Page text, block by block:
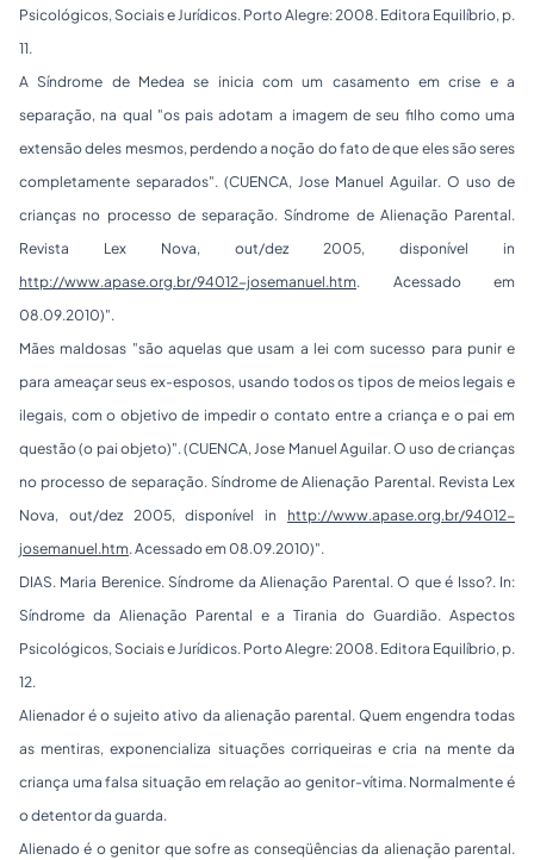
Psicológicos, Sociais e Jurídicos. Porto Alegre: 2008. Editora Equilíbrio, p.
11.
A Síndrome de Medea se inicia com um casamento em crise e a
separação, na qual "os pais adotam a imagem de seu filho como uma
extensão deles mesmos, perdendo a noção do fato de que eles são seres
completamente separados". (CUENCA, Jose Manuel Aguilar. O uso de
crianças no processo de separação. Síndrome de Alienação Parental.
Revista Lex Nova, out/dez 2005, disponível in
http://www.apase.org.br/94012-josemanuel.htm. Acessado em
08.09.2010)".
Mães maldosas "são aquelas que usam a lei com sucesso para punir e
para ameaçar seus ex-esposos, usando todos os tipos de meios legais e
ilegais, com o objetivo de impedir o contato entre a criança e o pai em
questão (o pai objeto)". (CUENCA, Jose Manuel Aguilar.O uso de crianças
no processo de separação. Síndrome de Alienação Parental. Revista Lex
Nova, out/dez 2005, disponível in http://www.apase.org.br/94012-
josemanuel.htm. Acessado em 08.09.2010)".
DIAS. Maria Berenice. Síndrome da Alienação Parental. O que é Isso?. In:
Síndrome da Alienação Parental e a Tirania do Guardião. Aspectos
Psicológicos, Sociais e Jurídicos. Porto Alegre: 2008. Editora Equilíbrio, p.
12.
Alienador é o sujeito ativo da alienação parental. Quem engendra todas
as mentiras, exponencializa situações corriqueiras e cria na mente da
criança uma falsa situação em relação ao genitor-vítima. Normalmente é
o detentor da guarda.
Alienado é o genitor que sofre as conseqüências da alienação parental.